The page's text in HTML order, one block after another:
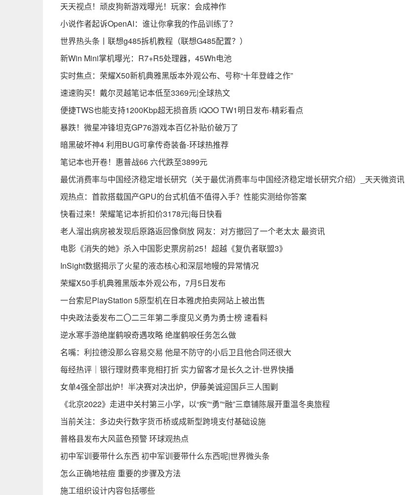
天天视点！顽皮狗新游戏曝光！玩家：会成神作
小说作者起诉OpenAI：谁让你拿我的作品训练了？
世界热头条丨联想g485拆机教程（联想G485配置？）
新Win Mini掌机曝光：R7+R5处理器，45Wh电池
实时焦点：荣耀X50新机典雅黑版本外观公布、号称“十年登峰之作”
速速购买！戴尔灵越笔记本低至3369元|全球热文
便捷TWS也能支持1200Kbp超无损音质 iQOO TW1明日发布-精彩看点
暴跌！微星冲锋坦克GP76游戏本百亿补贴价破万了
暗黑破坏神4 利用BUG可拿传奇装备-环球热推荐
笔记本也开卷！惠普战66 六代跌至3899元
最优消费率与中国经济稳定增长研究（关于最优消费率与中国经济稳定增长研究介绍）_天天微资讯
观热点：首款搭载国产GPU的台式机值不值得入手？性能实测给你答案
快看过来！荣耀笔记本折扣价3178元|每日快看
老人溜出病房被发现后原路返回像倒放 网友：对方撤回了一个老太太 最资讯
电影《消失的她》杀入中国影史票房前25！超越《复仇者联盟3》
InSight数据揭示了火星的液态核心和深层地幔的异常情况
荣耀X50手机典雅黑版本外观公布，7月5日发布
一台索尼PlayStation 5原型机在日本雅虎拍卖网站上被出售
中央政法委发布二〇二三年第二季度见义勇为勇士榜 速看料
逆水寒手游绝崖鹤唳奇遇攻略 绝崖鹤唳任务怎么做
名嘴：利拉德没那么容易交易 他是不防守的小后卫且他合同还很大
每经热评｜银行理财费率竞相打折 实力留客才是长久之计-世界快播
女单4强全部出炉！半决赛对决出炉，伊藤美诚迎国乒三人围剿
《北京2022》走进中关村第三小学，以“疾”“勇”“融”三章铺陈展开重温冬奥旅程
当前关注：多边央行数字货币桥或成新型跨境支付基础设施
普格县发布大风蓝色预警 环球观热点
初中军训要带什么东西 初中军训要带什么东西呢|世界微头条
怎么正确地祛痘 重要的步骤及方法
施工组织设计内容包括哪些